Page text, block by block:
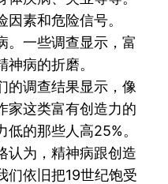
素和危险信号。
。一些调查显示，富
病的折磨。
的调查结果显示，像
家这类富有创造力的
低的那些人高25%。
认为，精神病跟创造
们依旧把19世纪饱受